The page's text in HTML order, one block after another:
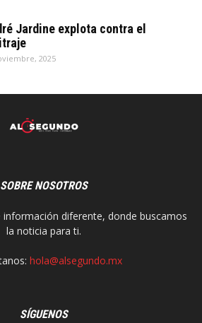
Jardine explota contra el
2025
SOBRE NOSOTROS
diferente, donde buscamos
la noticia para ti.
hola@alsegundo.mx
SÍGUENOS